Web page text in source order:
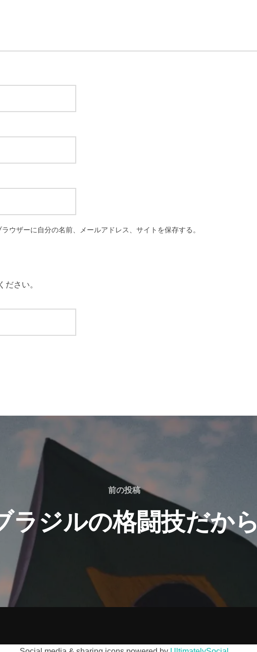
ウザーに自分の名前、メールアドレス、サイトを保存する。
ださい。
前の投稿
ラジルの格闘技だから